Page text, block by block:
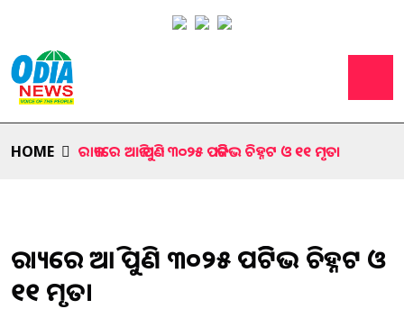
HOME ରାଜ୍ୟରେ ଆଜି ପୁଣି ୩୦୨୫ ପଜିଟିଭ ଚିହ୍ନଟ ଓ ୧୧ ମୃତ।
ରାଜ୍ୟରେ ଆଜି ପୁଣି ୩୦୨୫ ପଜିଟିଭ ଚିହ୍ନଟ ଓ
୧୧ ମୃତ।